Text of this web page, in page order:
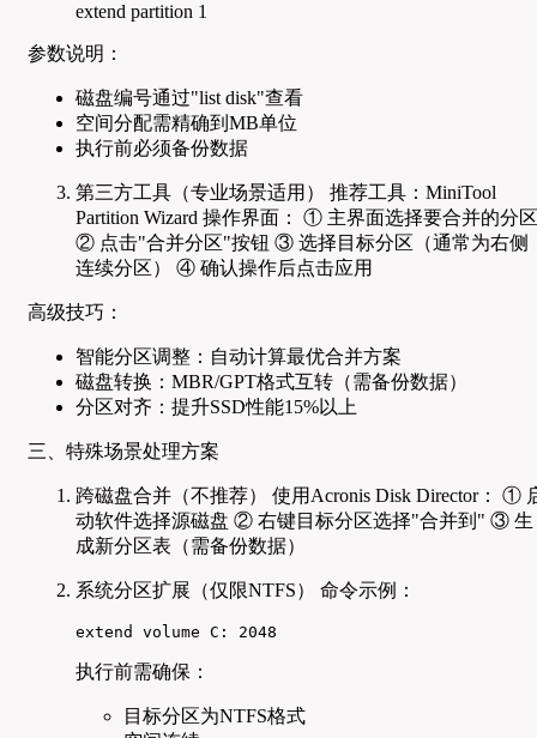
extend partition 1
参数说明：
磁盘编号通过"list disk"查看
空间分配需精确到MB单位
执行前必须备份数据
第三方工具（专业场景适用） 推荐工具：MiniTool
Partition Wizard 操作界面： ① 主界面选择要合并的分区
② 点击"合并分区"按钮 ③ 选择目标分区（通常为右侧
连续分区） ④ 确认操作后点击应用
高级技巧：
智能分区调整：自动计算最优合并方案
磁盘转换：MBR/GPT格式互转（需备份数据）
分区对齐：提升SSD性能15%以上
三、特殊场景处理方案
跨磁盘合并（不推荐） 使用Acronis Disk Director： ①
动软件选择源磁盘 ② 右键目标分区选择"合并到" ③ 生
成新分区表（需备份数据）
系统分区扩展（仅限NTFS） 命令示例：
extend volume C: 2048
执行前需确保：
目标分区为NTFS格式